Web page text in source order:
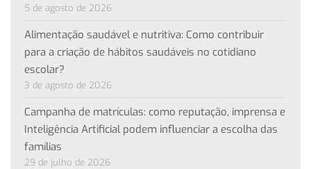
5 de agosto de 2026
Alimentação saudável e nutritiva: Como contribuir
para a criação de hábitos saudáveis no cotidiano
escolar?
3 de agosto de 2026
Campanha de matrículas: como reputação, imprensa e
Inteligência Artificial podem influenciar a escolha das
famílias
29 de julho de 2026